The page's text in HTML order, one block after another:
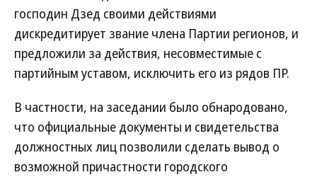
господин Дзед своими действиями
дискредитирует звание члена Партии регионов, и
предложили за действия, несовместимые с
партийным уставом, исключить его из рядов ПР.
В частности, на заседании было обнародовано,
что официальные документы и свидетельства
должностных лиц позволили сделать вывод о
возможной причастности городского